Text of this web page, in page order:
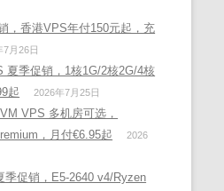
，香港VPS年付150元起，充
7月26日
夏季促销，1核1G/2核2G/4核
起
2026年7月25日
VPS 多机房可选，
，月付€6.95起
2026
季促销，E5-2640 v4/Ryzen